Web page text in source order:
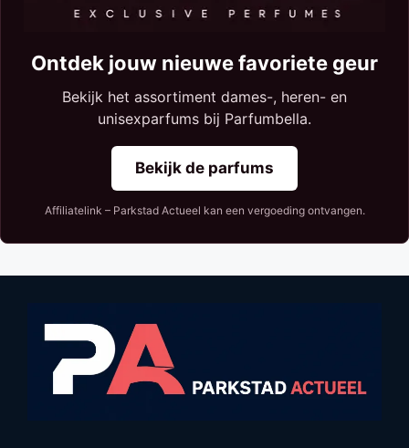
Ontdek jouw nieuwe favoriete geur
Bekijk het assortiment dames-, heren- en
unisexparfums bij Parfumbella.
Bekijk de parfums
Affiliatelink – Parkstad Actueel kan een vergoeding ontvangen.